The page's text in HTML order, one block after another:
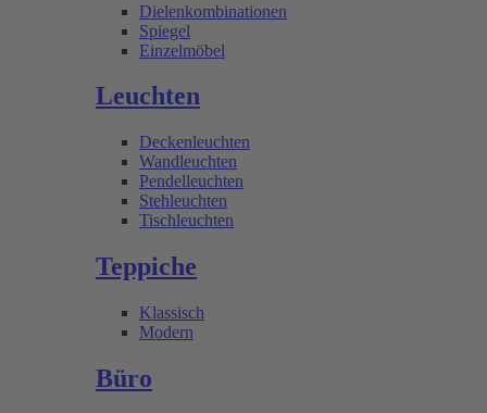
Dielenkombinationen
Spiegel
Einzelmöbel
Leuchten
Deckenleuchten
Wandleuchten
Pendelleuchten
Stehleuchten
Tischleuchten
Teppiche
Klassisch
Modern
Büro